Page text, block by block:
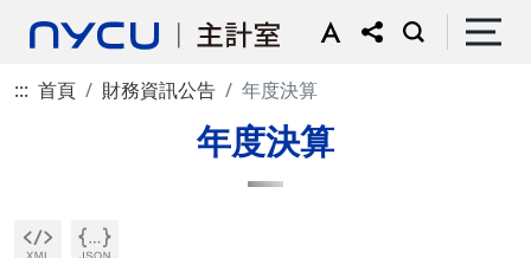
::: 首頁 財務資訊公告 年度決算
年度決算